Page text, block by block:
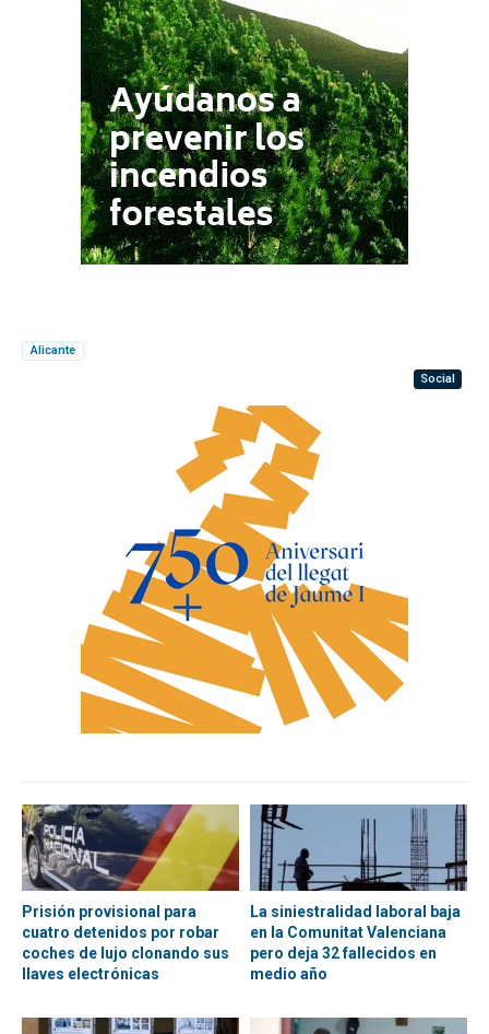
Alicante
Social
Prisión provisional para
cuatro detenidos por robar
coches de lujo clonando sus
llaves electrónicas
La siniestralidad laboral baja
en la Comunitat Valenciana
pero deja 32 fallecidos en
medio año